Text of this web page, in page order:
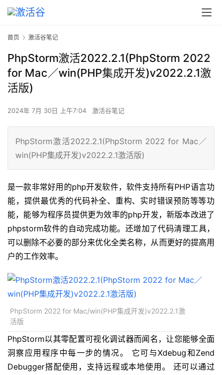
首页 激活谷笔记
PhpStorm激活2022.2.1(PhpStorm 2022
for Mac／win(PHP集成开发)v2022.2.1激
活版)
2024年 7月 30日 上午7:04 激活谷笔记
PhpStorm激活2022.2.1(PhpStorm 2022 for Mac／
win(PHP集成开发)v2022.2.1激活版)
是一款非常好用的php开发软件，软件支持所有PHP语言功
能，提供最优秀的代码补全、重构、实时错误预防等等功
能，能够为程序员提供更为效率的php开发，新版本改进了
phpstorm软件的自动完成功能。还增加了代码清理工具，
可以删除不必要的部分来优化全类名称，从而更好的提高用
户的工作效率。
PhpStorm 2022 for Mac/win(PHP集成开发)v2022.2.1激
活版
PhpStorm以其零配置可视化调试器而闻名，让您能够全面
洞察应用程序中每一步的情况。 它可与Xdebug和Zend
Debugger搭配使用，支持远程或本地使用。 还可以通过